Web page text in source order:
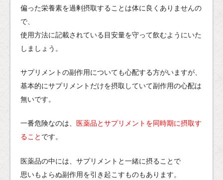
偏った栄養素を過剰摂取することは体に良くありませんの
で、
使用方法に記載されている目安量を守って飲むようにいた
しましょう。
サプリメントの副作用についても心配する方がいますが、
基本的にサプリメントだけを摂取していて副作用の心配は
無いです。
一番危険なのは、
医薬品とサプリメントを同時期に摂取す
ること です。
医薬品の中には、サプリメントと一緒に摂ることで
思いもよらぬ副作用を引き起こすものもあります。